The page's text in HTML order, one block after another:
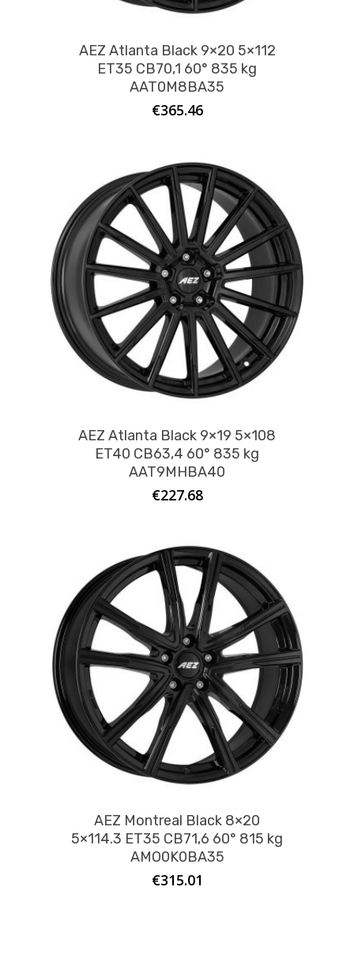
AEZ Atlanta Black 9×20 5×112
ET35 CB70,1 60° 835 kg
AAT0M8BA35
€365.46
AEZ Atlanta Black 9×19 5×108
ET40 CB63,4 60° 835 kg
AAT9MHBA40
€227.68
AEZ Montreal Black 8×20
5×114.3 ET35 CB71,6 60° 815 kg
AMO0K0BA35
€315.01